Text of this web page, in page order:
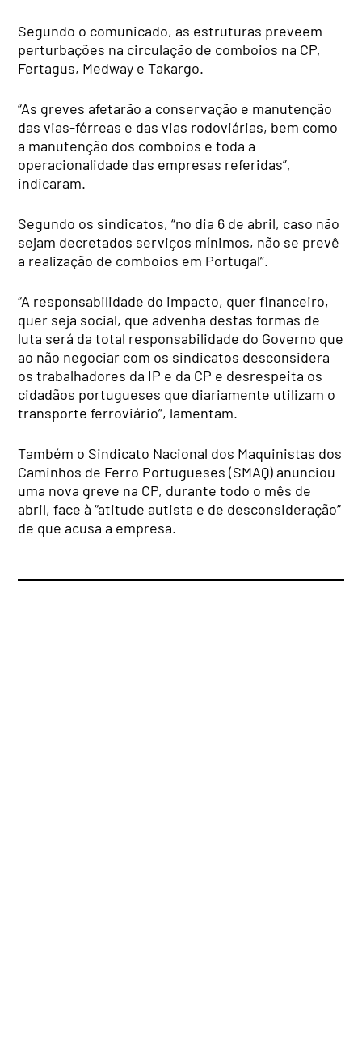
Segundo o comunicado, as estruturas preveem
perturbações na circulação de comboios na CP,
Fertagus, Medway e Takargo.
“As greves afetarão a conservação e manutenção
das vias-férreas e das vias rodoviárias, bem como
a manutenção dos comboios e toda a
operacionalidade das empresas referidas”,
indicaram.
Segundo os sindicatos, “no dia 6 de abril, caso não
sejam decretados serviços mínimos, não se prevê
a realização de comboios em Portugal”.
“A responsabilidade do impacto, quer financeiro,
quer seja social, que advenha destas formas de
luta será da total responsabilidade do Governo que
ao não negociar com os sindicatos desconsidera
os trabalhadores da IP e da CP e desrespeita os
cidadãos portugueses que diariamente utilizam o
transporte ferroviário”, lamentam.
Também o Sindicato Nacional dos Maquinistas dos
Caminhos de Ferro Portugueses (SMAQ) anunciou
uma nova greve na CP, durante todo o mês de
abril, face à “atitude autista e de desconsideração”
de que acusa a empresa.